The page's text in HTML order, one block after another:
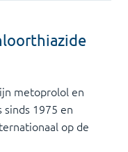
metoprolol en
1975 en
op de